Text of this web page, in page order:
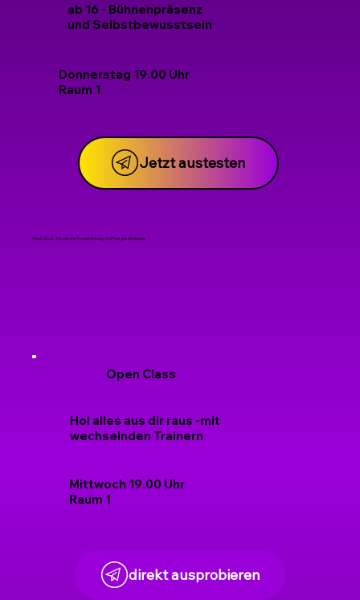
Donnerstag 19.00 Uhr
Raum 1
ab 16 - Bühnenpräsenz
und Selbstbewusstsein
Jetzt austesten
Open Class
Mittwoch 19.00 Uhr
Raum 1
Hol alles aus dir raus -mit
wechselnden Trainern
direkt ausprobieren
Next Level - für alle mit Vorerfahrung und Fortgeschrittene